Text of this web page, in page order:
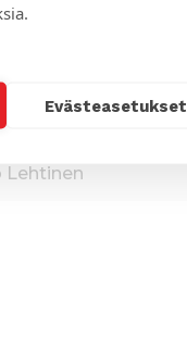
Evästeasetukset
Lehtinen